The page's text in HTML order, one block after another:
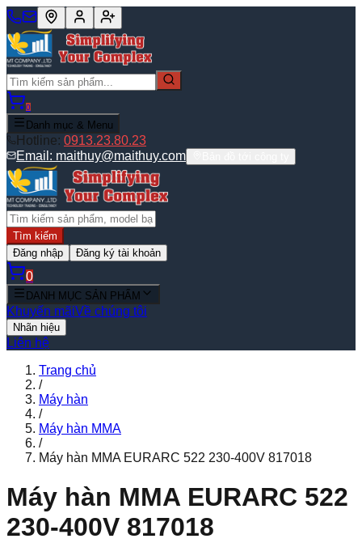
0
Danh mục & Menu
Hotline: 0913.23.80.23
Email: maithuy@maithuy.com
Tìm kiếm
Đăng nhập
Đăng ký tài khoản
0
DANH MỤC SẢN PHẨM
Khuyến mãiVề chúng tôi
Nhãn hiệu
Liên hệ
Trang chủ
/
Máy hàn
/
Máy hàn MMA
/
Máy hàn MMA EURARC 522 230-400V 817018
Máy hàn MMA EURARC 522
230-400V 817018